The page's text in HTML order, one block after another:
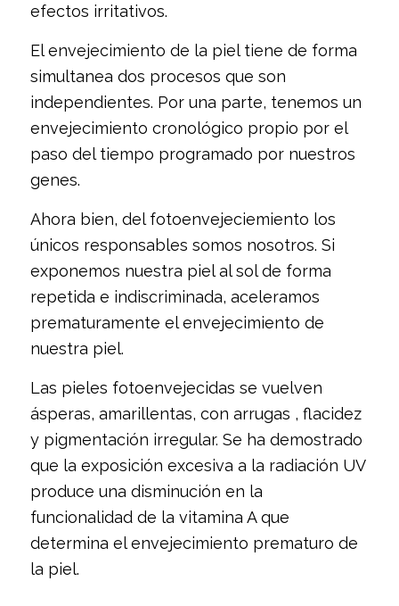
efectos irritativos.
El envejecimiento de la piel tiene de forma
simultanea dos procesos que son
independientes. Por una parte, tenemos un
envejecimiento cronológico propio por el
paso del tiempo programado por nuestros
genes.
Ahora bien, del fotoenvejeciemiento los
únicos responsables somos nosotros. Si
exponemos nuestra piel al sol de forma
repetida e indiscriminada, aceleramos
prematuramente el envejecimiento de
nuestra piel.
Las pieles fotoenvejecidas se vuelven
ásperas, amarillentas, con arrugas , flacidez
y pigmentación irregular. Se ha demostrado
que la exposición excesiva a la radiación UV
produce una disminución en la
funcionalidad de la vitamina A que
determina el envejecimiento prematuro de
la piel.